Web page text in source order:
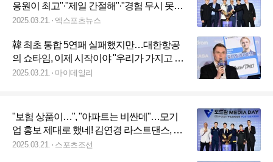
응원이 최고"·"제일 간절해"·"경험 무시 못
해" [미디어데이]
2025.03.21. 엑스포츠뉴스
韓 최초 통합 5연패 실패했지만…대한항공
의 쇼타임, 이제 시작이야 "우리가 가지고 있
는 경험이 있다" [MD청담]
2025.03.21. 마이데일리
"보험 상품이…", "아파트는 비싼데"…모기
업 홍보 제대로 했네! 김연경 라스트댄스, 결
말은?
2025.03.21. 스포츠조선